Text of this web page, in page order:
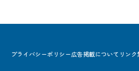
プライバシーポリシー広告掲載について リンク